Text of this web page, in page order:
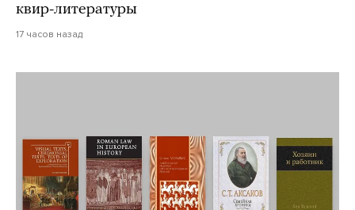
квир-литературы
17 часов назад